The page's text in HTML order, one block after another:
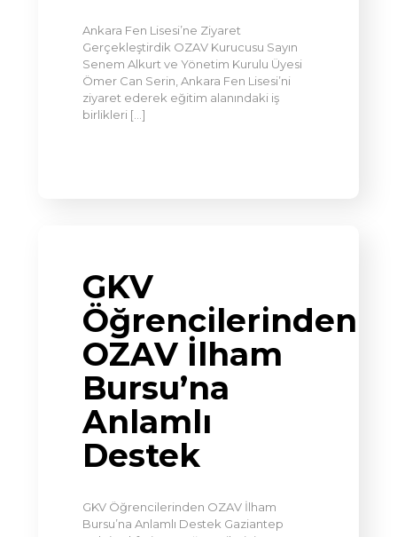
Ankara Fen Lisesi’ne Ziyaret
Gerçekleştirdik OZAV Kurucusu Sayın
Senem Alkurt ve Yönetim Kurulu Üyesi
Ömer Can Serin, Ankara Fen Lisesi’ni
ziyaret ederek eğitim alanındaki iş
birlikleri […]
GKV
Öğrencilerinden
OZAV İlham
Bursu’na
Anlamlı
Destek
GKV Öğrencilerinden OZAV İlham
Bursu’na Anlamlı Destek Gaziantep